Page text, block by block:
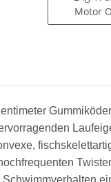
anzeigen
Gummiköder
Schwimmverhalten